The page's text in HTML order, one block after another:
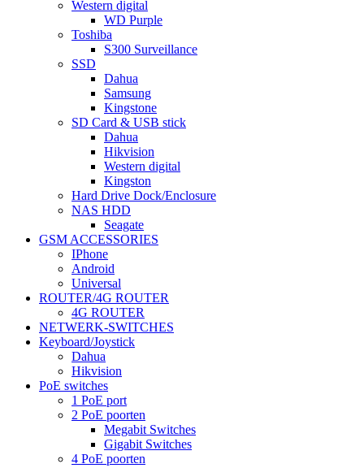
Western digital
WD Purple
Toshiba
S300 Surveillance
SSD
Dahua
Samsung
Kingstone
SD Card & USB stick
Dahua
Hikvision
Western digital
Kingston
Hard Drive Dock/Enclosure
NAS HDD
Seagate
GSM ACCESSORIES
IPhone
Android
Universal
ROUTER/4G ROUTER
4G ROUTER
NETWERK-SWITCHES
Keyboard/Joystick
Dahua
Hikvision
PoE switches
1 PoE port
2 PoE poorten
Megabit Switches
Gigabit Switches
4 PoE poorten